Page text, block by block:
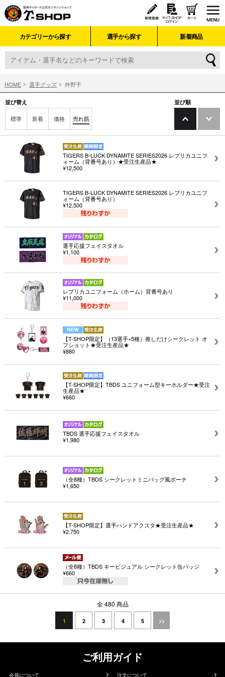
カテゴリーから探す 選手から探す 新着商品
HOME 選手グッズ 外野手
並び替え
標準 新着 価格 売れ筋
並び順
TIGERS B-LUCK DYNAMITE SERIES2026 レプリカユニフ
ォーム（背番号あり）★受注生産品★
¥12,500
TIGERS B-LUCK DYNAMITE SERIES2026 レプリカユニフ
ォーム（背番号あり）
¥12,500
選手応援フェイスタオル
¥1,100
レプリカユニフォーム（ホーム）背番号あり
¥11,000
【T-SHOP限定】（13選手×5種）推しだけシークレット オ
フショット★受注生産品★
¥880
【T-SHOP限定】TBDS ユニフォーム型キーホルダー★受注
生産品★
¥660
TBDS 選手応援フェイスタオル
¥1,980
（全8種）TBDS シークレットミニバッグ風ポーチ
¥1,650
【T-SHOP限定】選手ハンドアクスタ★受注生産品★
¥2,750
（全8種）TBDS キービジュアル シークレット缶バッジ
¥660
全 480 商品
1 2 3 4 5 >>
ご利用ガイド
会員について 注文について